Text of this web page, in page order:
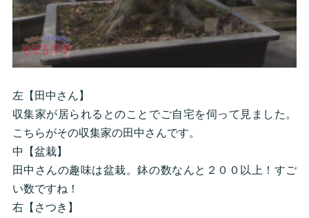
左【田中さん】
収集家が居られるとのことでご自宅を伺って見ました。
こちらがその収集家の田中さんです。
中【盆栽】
田中さんの趣味は盆栽。鉢の数なんと２００以上！すご
い数ですね！
右【さつき】